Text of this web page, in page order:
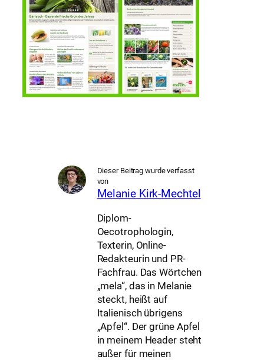
Dieser Beitrag wurde verfasst
von
Melanie Kirk-Mechtel
Diplom-
Oecotrophologin,
Texterin, Online-
Redakteurin und PR-
Fachfrau. Das Wörtchen
„mela“, das in Melanie
steckt, heißt auf
Italienisch übrigens
„Apfel“. Der grüne Apfel
in meinem Header steht
außer für meinen